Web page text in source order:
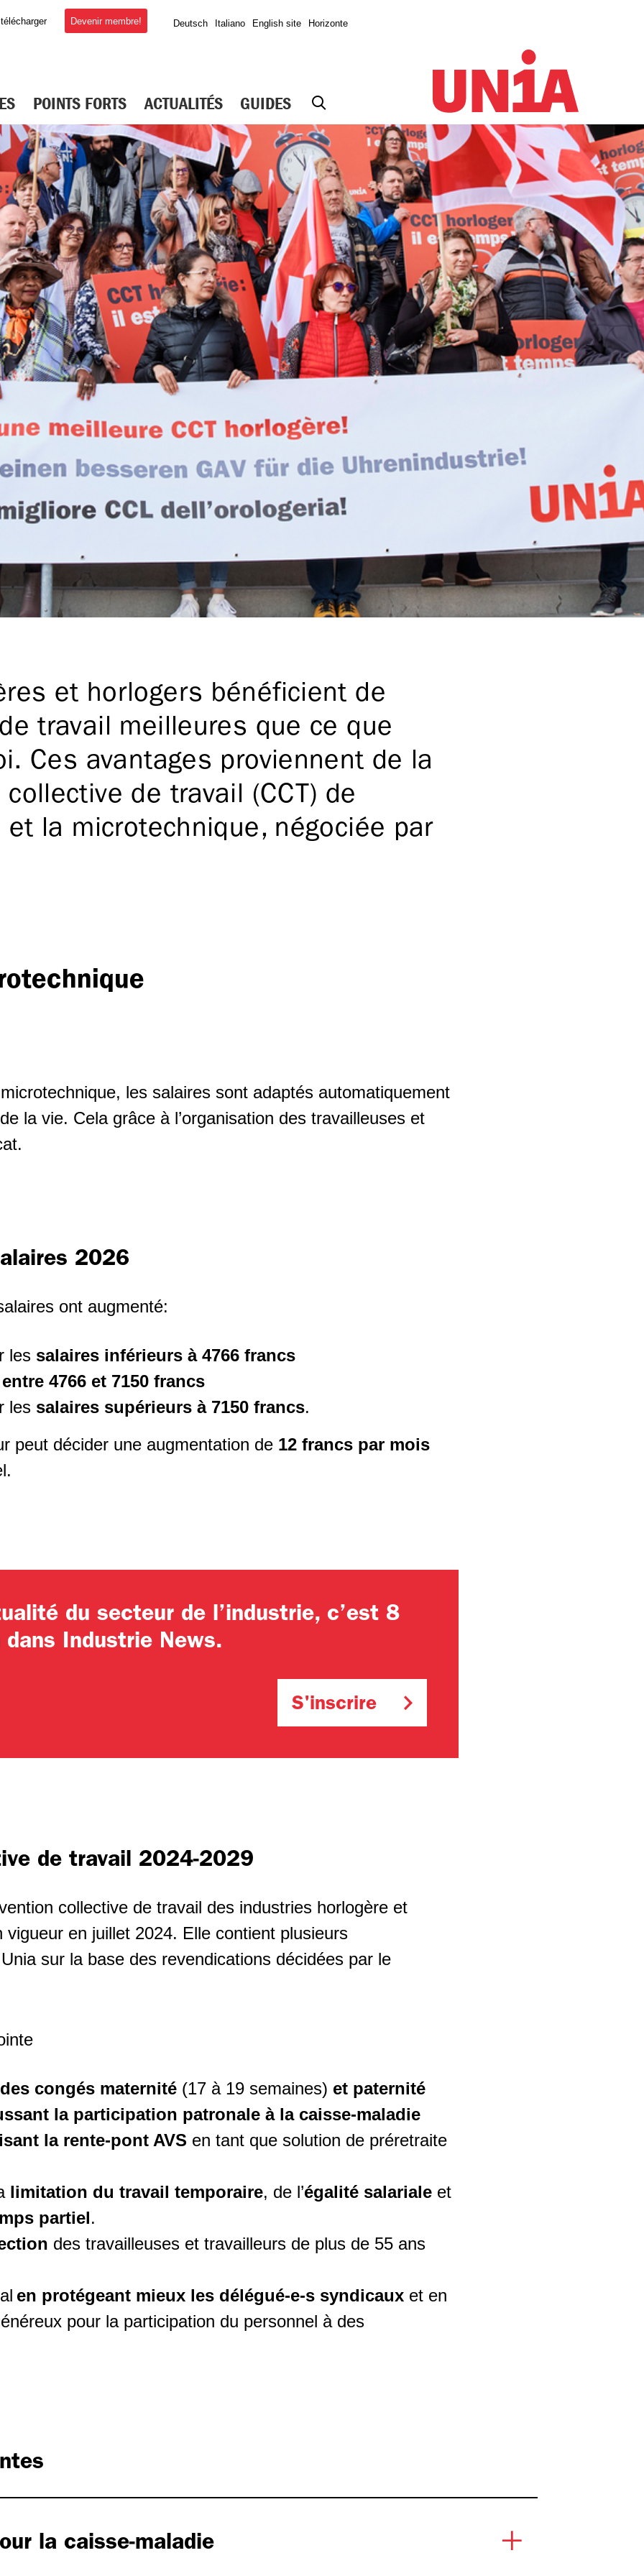
Devenir membre! Deutsch Italiano English site Horizonte
POINTS FORTS ACTUALITÉS GUIDES
et horlogers bénéficient de
travail meilleures que ce que
Ces avantages proviennent de la
de travail (CCT) de
et la microtechnique, négociée par
les salaires sont adaptés automatiquement
la vie. Cela grâce à l’organisation des travailleuses et
2026
ont augmenté:
les salaires inférieurs à 4766 francs
4766 et 7150 francs
les salaires supérieurs à 7150 francs.
peut décider une augmentation de 12 francs par mois
du secteur de l’industrie, c’est 8
Industrie News.
S'inscrire
de travail 2024-2029
collective de travail des industries horlogère et
en juillet 2024. Elle contient plusieurs
sur la base des revendications décidées par le
congés maternité (17 à 19 semaines) et paternité
la participation patronale à la caisse-maladie
la rente-pont AVS en tant que solution de préretraite
limitation du travail temporaire, de l’égalité salariale et
partiel.
des travailleuses et travailleurs de plus de 55 ans
en protégeant mieux les délégué-e-s syndicaux et en
pour la participation du personnel à des
la caisse-maladie